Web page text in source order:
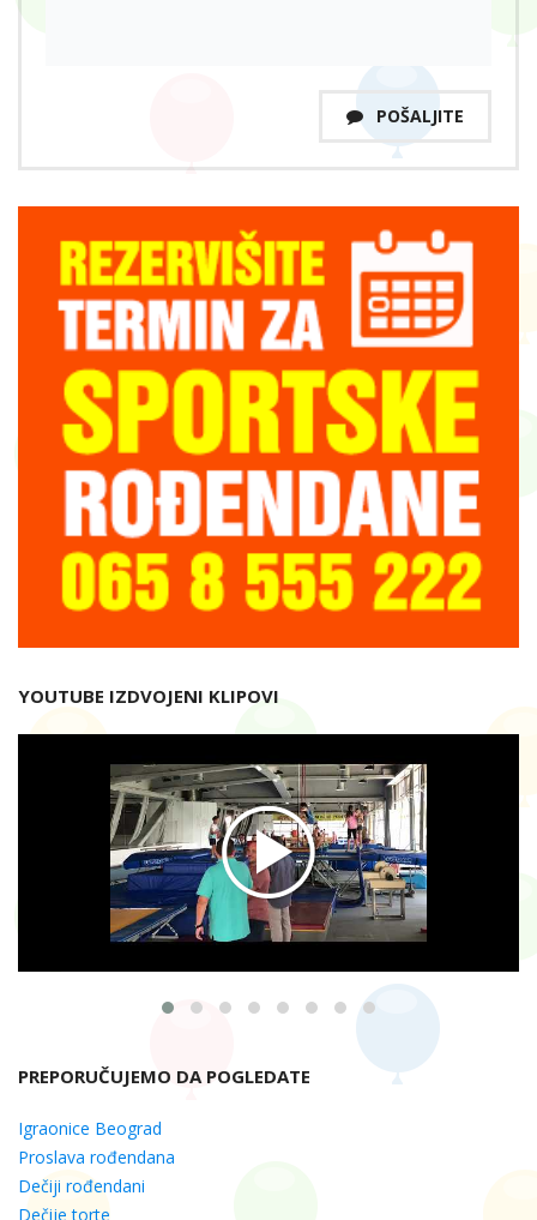
POŠALJITE
YOUTUBE IZDVOJENI KLIPOVI
PREPORUČUJEMO DA POGLEDATE
Igraonice Beograd
Proslava rođendana
Dečiji rođendani
Dečije torte